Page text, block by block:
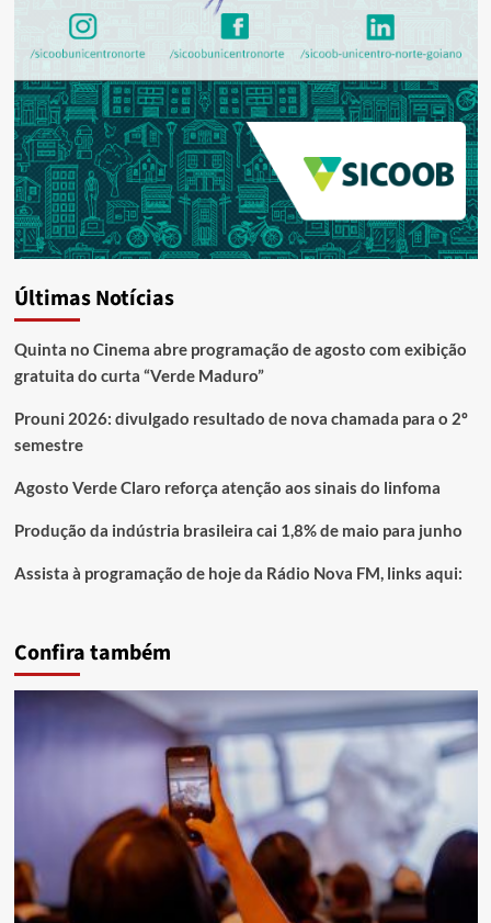
Últimas Notícias
Quinta no Cinema abre programação de agosto com exibição
gratuita do curta “Verde Maduro”
Prouni 2026: divulgado resultado de nova chamada para o 2º
semestre
Agosto Verde Claro reforça atenção aos sinais do linfoma
Produção da indústria brasileira cai 1,8% de maio para junho
Assista à programação de hoje da Rádio Nova FM, links aqui:
Confira também